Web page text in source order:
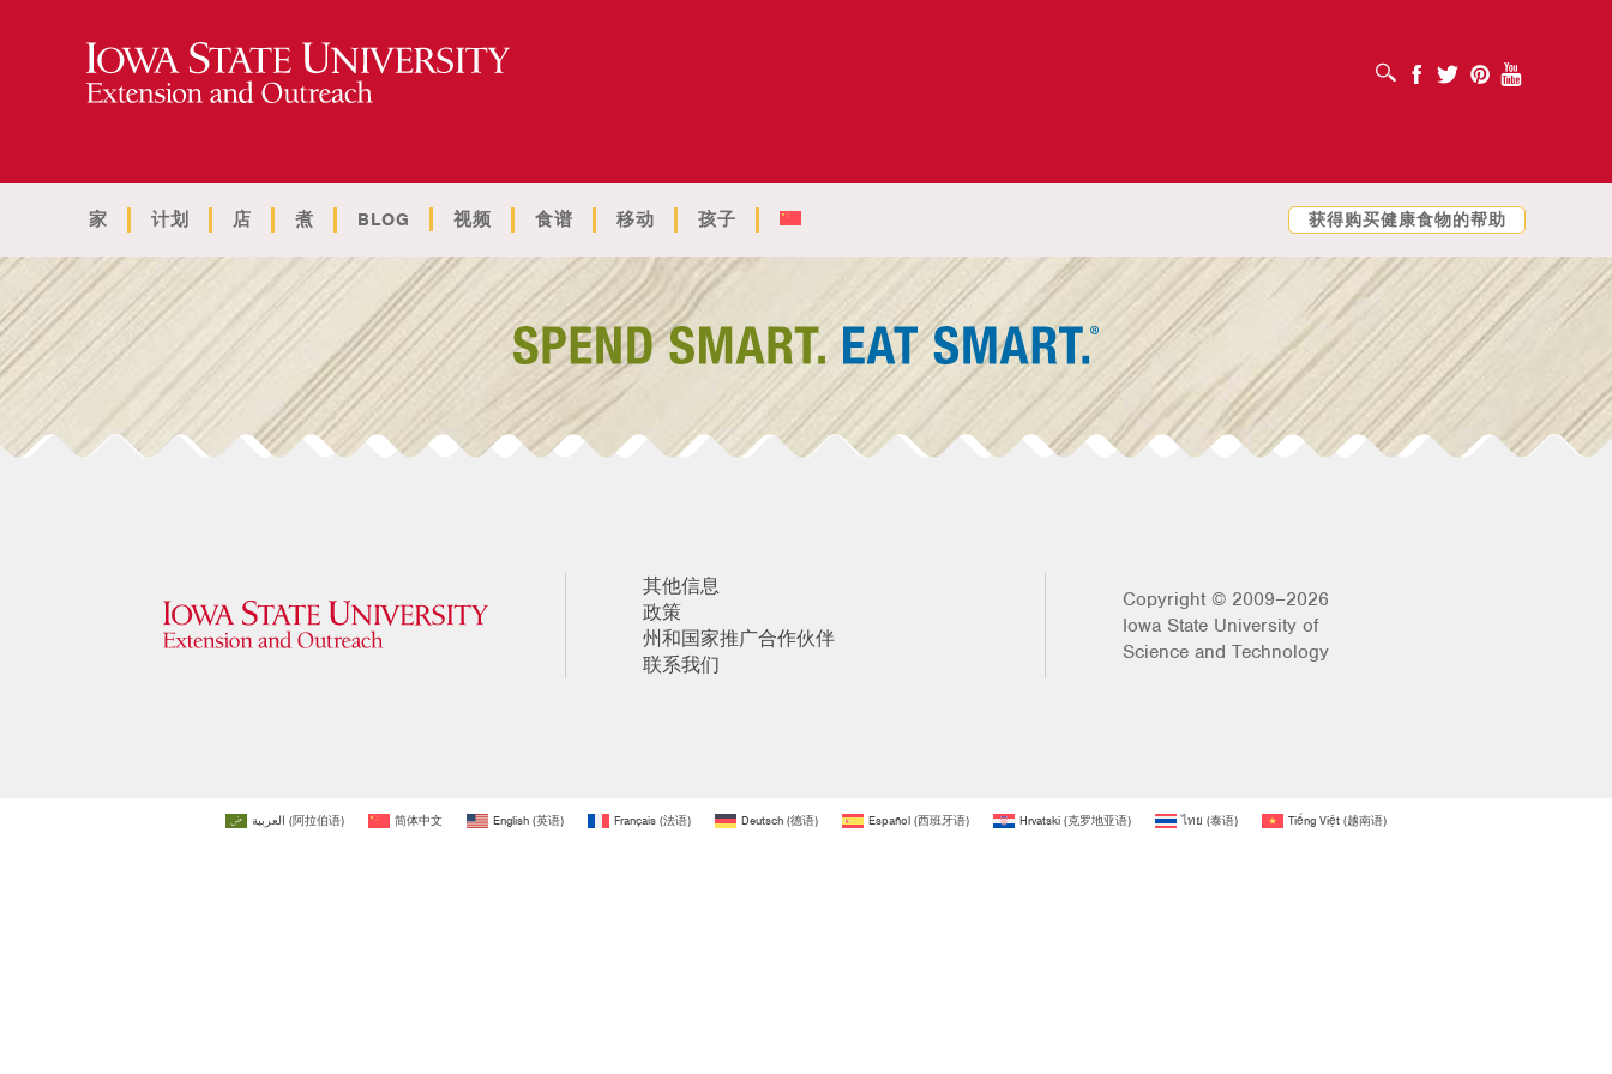
打开搜索框 Facebook
Twitter PinterestYoutube
家 计划 店 煮 BLOG 视频 食谱 移动 孩子 获得购买健康食物的帮助
其他信息
政策
州和国家推广合作伙伴
联系我们
Copyright © 2009–2026
Iowa State University of
Science and Technology
العربية (阿拉伯语) 简体中文 English (英语) Français (法语) Deutsch (德语) Español (西班牙语) Hrvatski (克罗地亚语) ไทย (泰语) Tiếng Việt (越南语)